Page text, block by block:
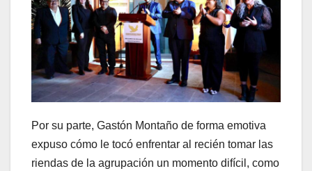
Por su parte, Gastón Montaño de forma emotiva
expuso cómo le tocó enfrentar al recién tomar las
riendas de la agrupación un momento difícil, como